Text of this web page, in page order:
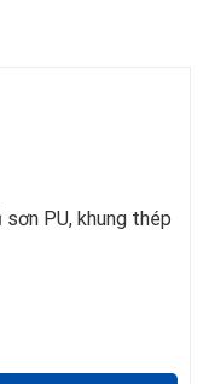
sơn PU, khung thép